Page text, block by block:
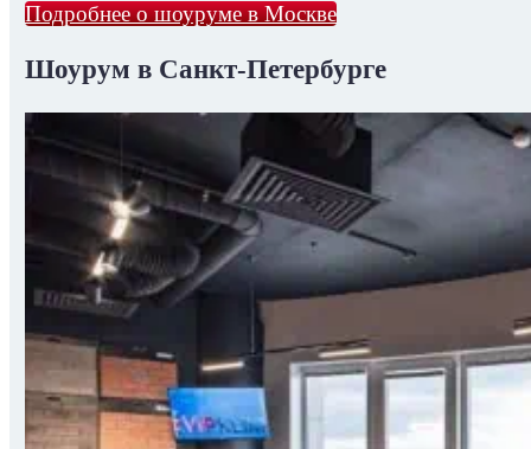
Подробнее о шоуруме в Москве
Шоурум в Санкт-Петербурге